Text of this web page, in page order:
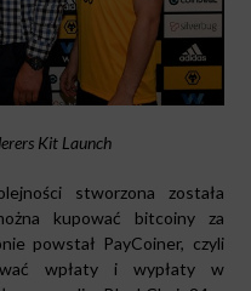
Kit Launch
stworzona została
kupować bitcoiny za
powstał PayCoiner, czyli
wpłaty i wypłaty w